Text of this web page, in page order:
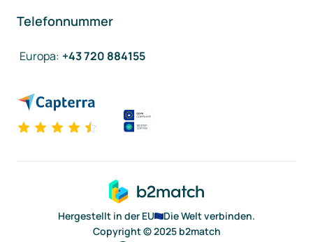
Telefonnummer
Europa: +43 720 884155
Hergestellt in der EU
Die Welt verbinden.
Copyright © 2025 b2match